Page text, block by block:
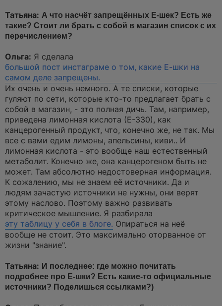
Татьяна: А что насчёт запрещённых Е-шек? Есть же
такие? Стоит ли брать с собой в магазин список с их
перечислением?
Ольга: Я сделала
большой пост инстаграме о том, какие Е-шки на
самом деле запрещены.
Их очень и очень немного. А те списки, которые
гуляют по сети, которые кто-то предлагает брать с
собой в магазин, - это полная дичь. Там, например,
приведена лимонная кислота (Е-330), как
канцерогенный продукт, что, конечно же, не так. Мы
все с вами едим лимоны, апельсины, киви.. И
лимонная кислота - это вообще наш естественный
метаболит. Конечно же, она канцерогеном быть не
может. Там абсолютно недостоверная информация.
К сожалению, мы не знаем её источники. Да и
людям зачастую источники не нужны, они верят
этому наслово. Поэтому важно развивать
критическое мышление. Я разбирала
эту таблицу у себя в блоге. Опираться на неё
вообще не стоит. Это максимально оторванное от
жизни "знание".
Татьяна: И последнее: где можно почитать
подробнее про Е-шки? Есть какие-то официальные
источники? Поделишься ссылками?)